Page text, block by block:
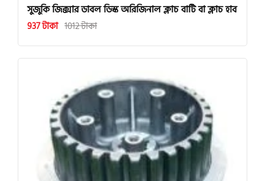
সুজুকি জিক্সার ডাবল ডিস্ক অরিজিনাল ক্লাচ বাটি বা ক্লাচ হাব
937 টাকা 1012 টাকা